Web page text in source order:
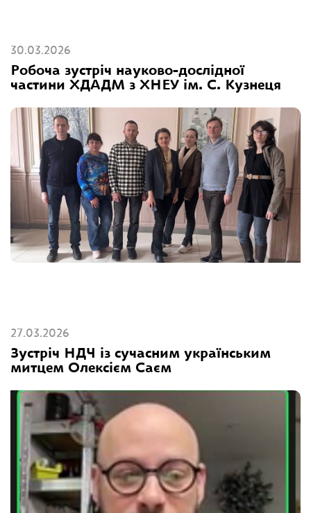
30.03.2026
Робоча зустріч науково-дослідної
частини ХДАДМ з ХНЕУ ім. С. Кузнеця
27.03.2026
Зустріч НДЧ із сучасним українським
митцем Олексієм Саєм